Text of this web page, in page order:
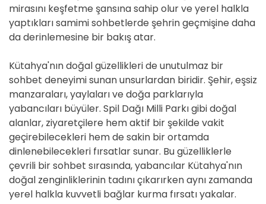
mirasını keşfetme şansına sahip olur ve yerel halkla
yaptıkları samimi sohbetlerde şehrin geçmişine daha
da derinlemesine bir bakış atar.
Kütahya'nın doğal güzellikleri de unutulmaz bir
sohbet deneyimi sunan unsurlardan biridir. Şehir, eşsiz
manzaraları, yaylaları ve doğa parklarıyla
yabancıları büyüler. Spil Dağı Milli Parkı gibi doğal
alanlar, ziyaretçilere hem aktif bir şekilde vakit
geçirebilecekleri hem de sakin bir ortamda
dinlenebilecekleri fırsatlar sunar. Bu güzelliklerle
çevrili bir sohbet sırasında, yabancılar Kütahya'nın
doğal zenginliklerinin tadını çıkarırken aynı zamanda
yerel halkla kuvvetli bağlar kurma fırsatı yakalar.